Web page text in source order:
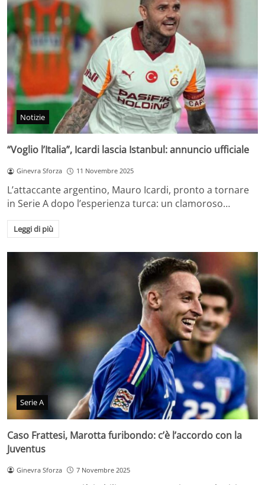
Notizie
“Voglio l’Italia”, Icardi lascia Istanbul: annuncio ufficiale
Ginevra Sforza 11 Novembre 2025
L’attaccante argentino, Mauro Icardi, pronto a tornare
in Serie A dopo l’esperienza turca: un clamoroso…
Leggi di più
Serie A
Caso Frattesi, Marotta furibondo: c’è l’accordo con la
Juventus
Ginevra Sforza 7 Novembre 2025